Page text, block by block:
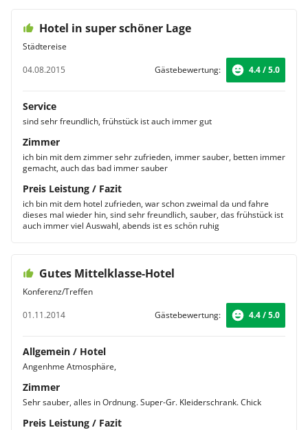
Hotel in super schöner Lage
Städtereise
04.08.2015
Gästebewertung: 4.4 / 5.0
Service
sind sehr freundlich, frühstück ist auch immer gut
Zimmer
ich bin mit dem zimmer sehr zufrieden, immer sauber, betten immer
gemacht, auch das bad immer sauber
Preis Leistung / Fazit
ich bin mit dem hotel zufrieden, war schon zweimal da und fahre
dieses mal wieder hin, sind sehr freundlich, sauber, das frühstück ist
auch immer viel Auswahl, abends ist es schön ruhig
Gutes Mittelklasse-Hotel
Konferenz/Treffen
01.11.2014
Gästebewertung: 4.4 / 5.0
Allgemein / Hotel
Angenhme Atmosphäre,
Zimmer
Sehr sauber, alles in Ordnung. Super-Gr. Kleiderschrank. Chick
Preis Leistung / Fazit